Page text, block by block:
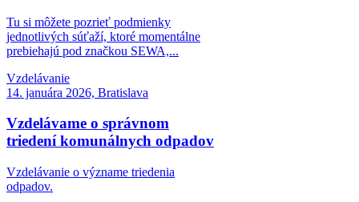
Tu si môžete pozrieť podmienky
jednotlivých súťaží, ktoré momentálne
prebiehajú pod značkou SEWA,...
Vzdelávanie
14. januára 2026, Bratislava
Vzdelávame o správnom
triedení komunálnych odpadov
Vzdelávanie o význame triedenia
odpadov.